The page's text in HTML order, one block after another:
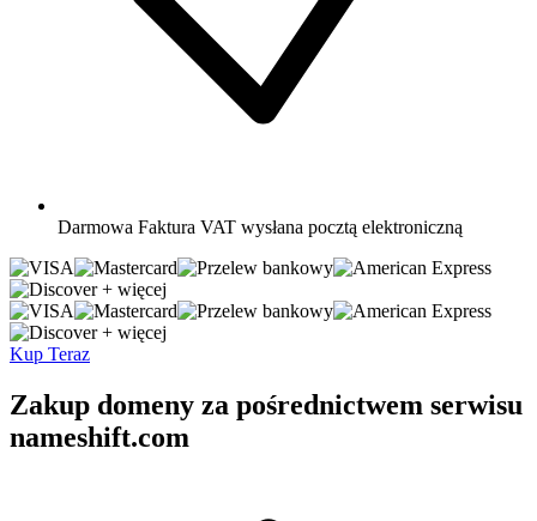
Darmowa Faktura VAT wysłana pocztą elektroniczną
+ więcej
+ więcej
Kup Teraz
Zakup domeny za pośrednictwem serwisu
nameshift.com